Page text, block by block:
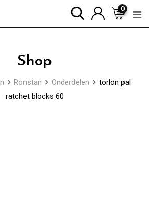
0
Shop
Ronstan Onderdelen
torlon pal
ratchet blocks 60